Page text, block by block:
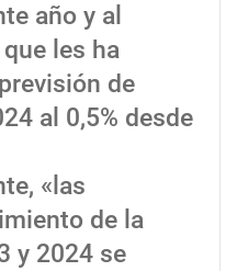
año y al
les ha
de
al 0,5% desde
«las
de la
y 2024 se